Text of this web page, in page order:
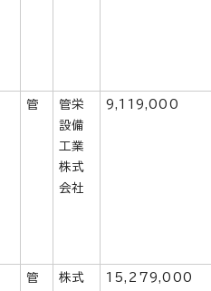
管
管栄
設備
工業
株式
会社
9,119,000
管
株式
15,279,000